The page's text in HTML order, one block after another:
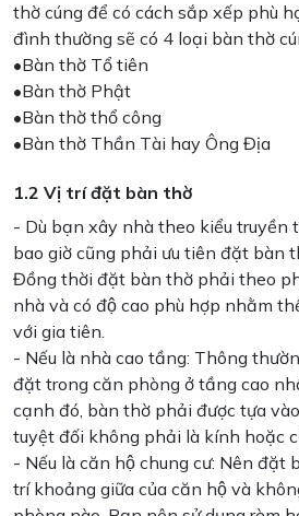
thờ cúng để có cách sắp xếp phù
đình thường sẽ có 4 loại bàn thờ
•Bàn thờ Tổ tiên
•Bàn thờ Phật
•Bàn thờ thổ công
•Bàn thờ Thần Tài hay Ông Địa
1.2 Vị trí đặt bàn thờ
- Dù bạn xây nhà theo kiểu truyền
bao giờ cũng phải ưu tiên đặt bàn
Đồng thời đặt bàn thờ phải theo
nhà và có độ cao phù hợp nhằm
với gia tiên.
- Nếu là nhà cao tầng: Thông
đặt trong căn phòng ở tầng cao
cạnh đó, bàn thờ phải được tựa
tuyệt đối không phải là kính hoặc
- Nếu là căn hộ chung cư: Nên đặt
trí khoảng giữa của căn hộ và